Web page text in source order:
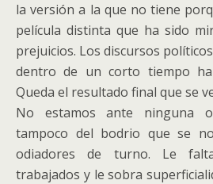
la versión a la que no tiene
película distinta que ha sido
prejuicios. Los discursos
dentro de un corto tiempo
Queda el resultado final que se
No estamos ante ninguna
tampoco del bodrio que se
odiadores de turno. Le
trabajados y le sobra